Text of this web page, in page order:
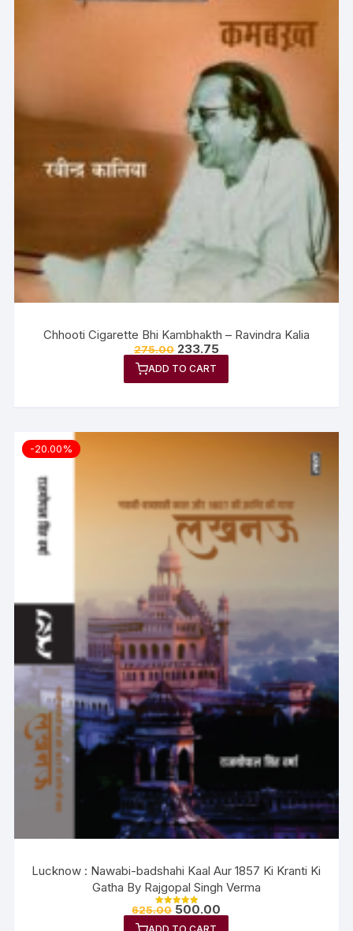
Chhooti Cigarette Bhi Kambhakth – Ravindra Kalia
275.00 233.75
ADD TO CART
-20.00%
Lucknow : Nawabi-badshahi Kaal Aur 1857 Ki Kranti Ki
Gatha By Rajgopal Singh Verma
Rated
out of 5
625.00 500.00